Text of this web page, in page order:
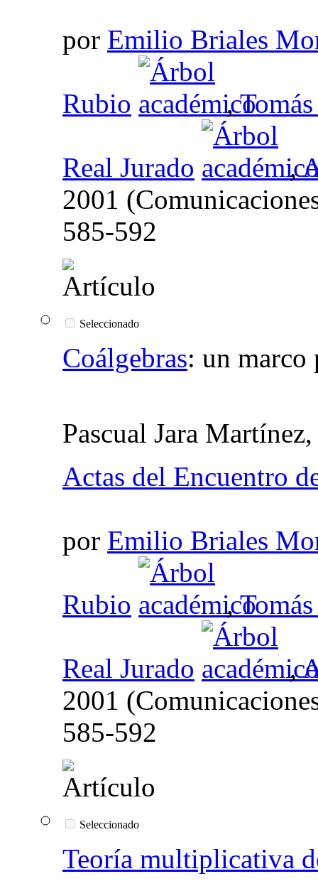
por Emilio Briales
Rubio ,
Real Jurado ,
2001
585-592
Seleccionado
Coálgebras: un marco
Pascual Jara
Actas del Encuentro
por Emilio Briales
Rubio ,
Real Jurado ,
2001
585-592
Seleccionado
Teoría multiplicativa